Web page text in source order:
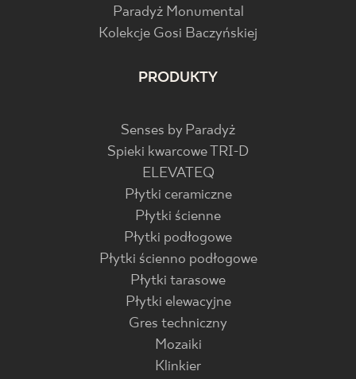
Paradyż Monumental
Kolekcje Gosi Baczyńskiej
PRODUKTY
Senses by Paradyż
Spieki kwarcowe TRI-D
ELEVATEQ
Płytki ceramiczne
Płytki ścienne
Płytki podłogowe
Płytki ścienno podłogowe
Płytki tarasowe
Płytki elewacyjne
Gres techniczny
Mozaiki
Klinkier